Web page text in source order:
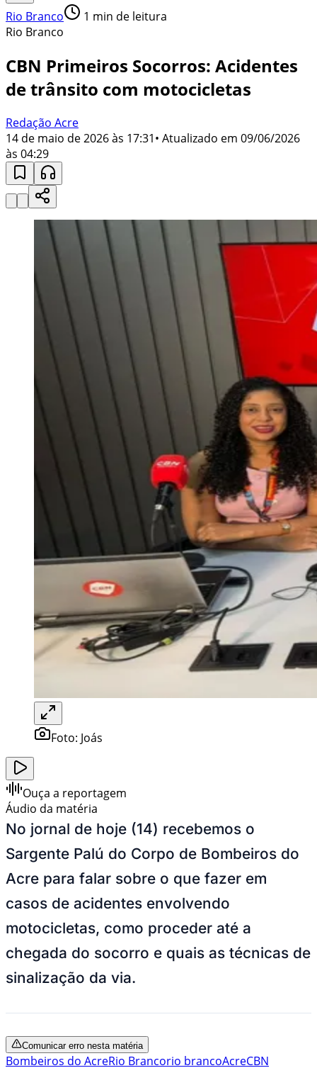
Rio Branco 1 min de leitura
Rio Branco
CBN Primeiros Socorros: Acidentes
de trânsito com motocicletas
Redação Acre
14 de maio de 2026 às 17:31• Atualizado em 09/06/2026
às 04:29
Foto: Joás
Ouça a reportagem
Áudio da matéria
No jornal de hoje (14) recebemos o
Sargente Palú do Corpo de Bombeiros do
Acre para falar sobre o que fazer em
casos de acidentes envolvendo
motocicletas, como proceder até a
chegada do socorro e quais as técnicas de
sinalização da via.
Comunicar erro nesta matéria
Bombeiros do AcreRio Brancorio brancoAcreCBN